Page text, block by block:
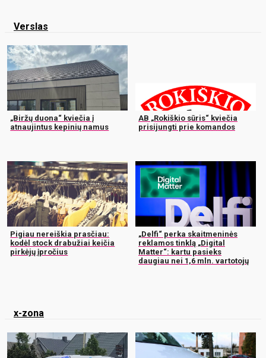
Verslas
„Biržų duona“ kviečia į
atnaujintus kepinių namus
AB „Rokiškio sūris“ kviečia
prisijungti prie komandos
Pigiau nereiškia prasčiau:
kodėl stock drabužiai keičia
pirkėjų įpročius
„Delfi“ perka skaitmeninės
reklamos tinklą „Digital
Matter“: kartu pasieks
daugiau nei 1,6 mln. vartotojų
x-zona